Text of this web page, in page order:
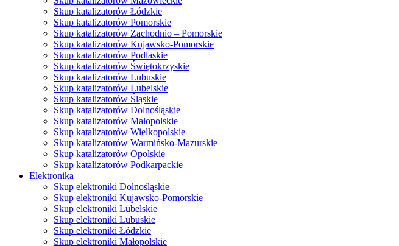
Skup katalizatorów Łódzkie
Skup katalizatorów Pomorskie
Skup katalizatorów Zachodnio – Pomorskie
Skup katalizatorów Kujawsko-Pomorskie
Skup katalizatorów Podlaskie
Skup katalizatorów Świętokrzyskie
Skup katalizatorów Lubuskie
Skup katalizatorów Lubelskie
Skup katalizatorów Śląskie
Skup katalizatorów Dolnośląskie
Skup katalizatorów Małopolskie
Skup katalizatorów Wielkopolskie
Skup katalizatorów Warmińsko-Mazurskie
Skup katalizatorów Opolskie
Skup katalizatorów Podkarpackie
Elektronika
Skup elektroniki Dolnośląskie
Skup elektroniki Kujawsko-Pomorskie
Skup elektroniki Lubelskie
Skup elektroniki Lubuskie
Skup elektroniki Łódzkie
Skup elektroniki Małopolskie